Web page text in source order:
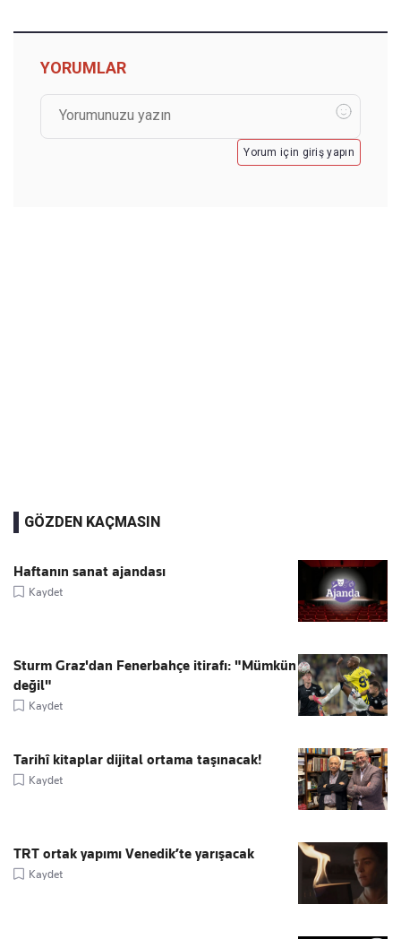
YORUMLAR
Yorum için giriş yapın
GÖZDEN KAÇMASIN
Haftanın sanat ajandası
Kaydet
Sturm Graz'dan Fenerbahçe itirafı: "Mümkün
değil"
Kaydet
Tarihî kitaplar dijital ortama taşınacak!
Kaydet
TRT ortak yapımı Venedik’te yarışacak
Kaydet